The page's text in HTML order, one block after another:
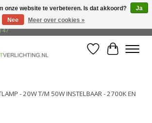
adressen in Nederland! Opzoek naar vrijblijvend
47
Verlanglijst
- 20W T/M 50W INSTELBAAR - 2700K EN
onze website te verbeteren. Is dat akkoord?
Ja
Nee
Meer over cookies »